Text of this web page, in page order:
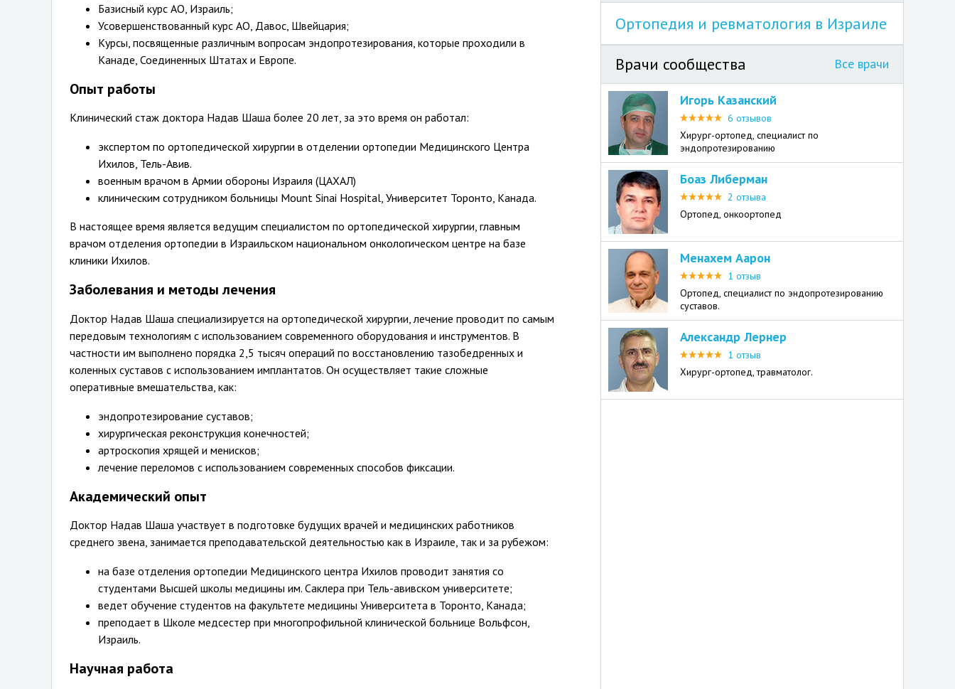
Базисный курс АО, Израиль;
Усовершенствованный курс АО, Давос, Швейцария;
Курсы, посвященные различным вопросам эндопротезирования, которые проходили в
Канаде, Соединенных Штатах и ​​Европе.
Опыт работы
Клинический стаж доктора Надав Шаша более 20 лет, за это время он работал:
экспертом по ортопедической хирургии в отделении ортопедии Медицинского Центра
Ихилов, Тель-Авив.
военным врачом в Армии обороны Израиля (ЦАХАЛ)
клиническим сотрудником больницы Mount Sinai Hospital, Университет Торонто, Канада.
В настоящее время является ведущим специалистом по ортопедической хирургии, главным
врачом отделения ортопедии в Израильском национальном онкологическом центре на базе
клиники Ихилов.
Заболевания и методы лечения
Доктор Надав Шаша специализируется на ортопедической хирургии, лечение проводит по самым
передовым технологиям с использованием современного оборудования и инструментов. В
частности им выполнено порядка 2,5 тысяч операций по восстановлению тазобедренных и
коленных суставов с использованием имплантатов. Он осуществляет такие сложные
оперативные вмешательства, как:
эндопротезирование суставов;
хирургическая реконструкция конечностей;
артроскопия хрящей и менисков;
лечение переломов с использованием современных способов фиксации.
Академический опыт
Доктор Надав Шаша участвует в подготовке будущих врачей и медицинских работников
среднего звена, занимается преподавательской деятельностью как в Израиле, так и за рубежом:
на базе отделения ортопедии Медицинского центра Ихилов проводит занятия со
студентами Высшей школы медицины им. Саклера при Тель-авивском университете;
ведет обучение студентов на факультете медицины Университета в Торонто, Канада;
преподает в Школе медсестер при многопрофильной клинической больнице Вольфсон,
Израиль.
Научная работа
Ортопедия и ревматология в Израиле
Все врачи
Врачи сообщества
Игорь Казанский
6 отзывов
Хирург-ортопед, специалист по
эндопротезированию
Боаз Либерман
2 отзыва
Ортопед, онкоортопед
Менахем Аарон
1 отзыв
Ортопед, специалист по эндопротезированию
суставов.
Александр Лернер
1 отзыв
Хирург-ортопед, травматолог.